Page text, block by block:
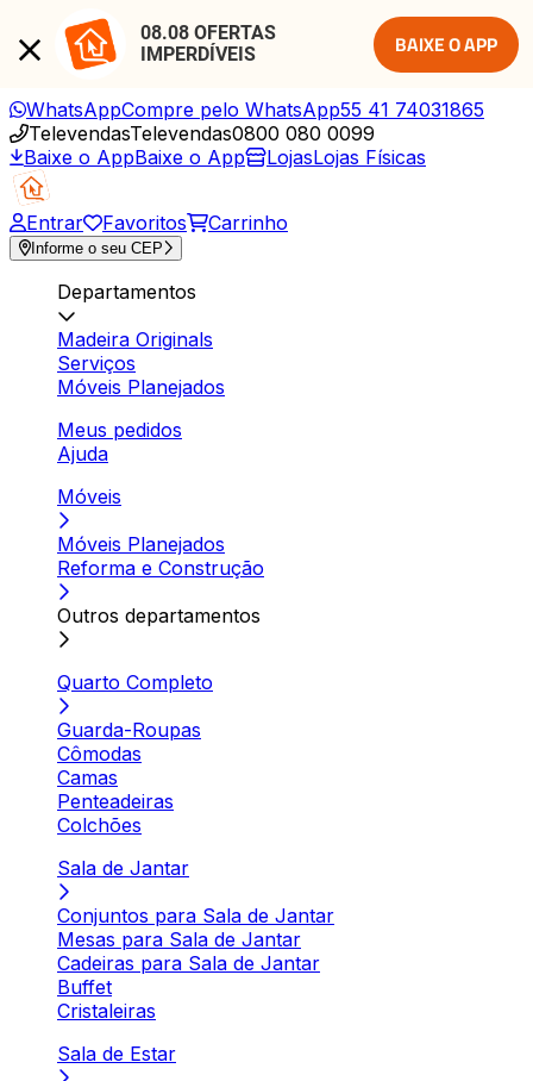
08.08 OFERTAS
IMPERDÍVEIS
BAIXE O APP
WhatsAppCompre pelo WhatsApp55 41 74031865
TelevendasTelevendas0800 080 0099
Baixe o AppBaixe o App LojasLojas Físicas
Entrar Favoritos Carrinho
Informe o seu CEP
Departamentos
Madeira Originals
Serviços
Móveis Planejados
Meus pedidos
Ajuda
Móveis
Móveis Planejados
Reforma e Construção
Outros departamentos
Quarto Completo
Guarda-Roupas
Cômodas
Camas
Penteadeiras
Colchões
Sala de Jantar
Conjuntos para Sala de Jantar
Mesas para Sala de Jantar
Cadeiras para Sala de Jantar
Buffet
Cristaleiras
Sala de Estar